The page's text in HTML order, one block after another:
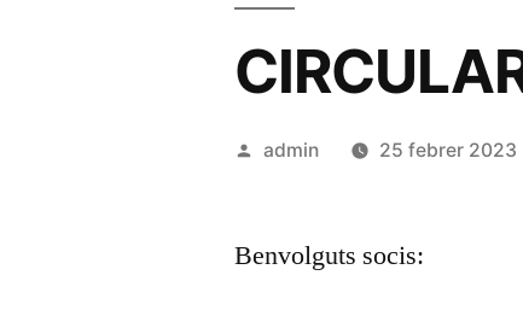
Publicat
admin 25 febrer 2023
Benvolguts socis: